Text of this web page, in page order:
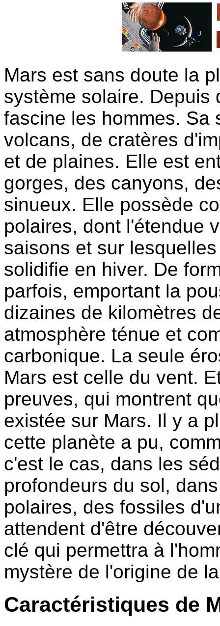
Mars est sans doute la
système solaire. Depuis
fascine les hommes. Sa
volcans, de cratères
et de plaines. Elle est
gorges, des canyons,
sinueux. Elle possède
polaires, dont l'étendue
saisons et sur
solidifie en hiver. De
parfois, emportant la
dizaines de kilomètres
atmosphère ténue et
carbonique. La seule
Mars est celle du vent.
preuves, qui montrent
existée sur Mars. Il y a
cette planète a pu,
c'est le cas, dans les
profondeurs du sol,
polaires, des fossiles
attendent d'être
clé qui permettra à
mystère de l'origine de
Caractéristiques de